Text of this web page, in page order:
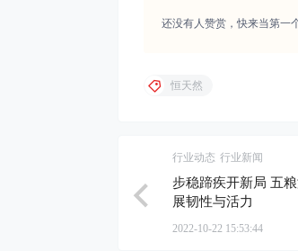
还没有人赞赏，快来当第一
恒天然
行业动态 行业新闻
步稳蹄疾开新局 五
展韧性与活力
2022-10-22 15:53:44